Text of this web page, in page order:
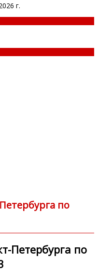
г.
по
Петербурга по